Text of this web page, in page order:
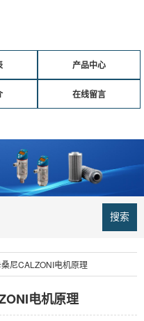
产品中心
在线留言
搜索
尼CALZONI电机原理
电机原理